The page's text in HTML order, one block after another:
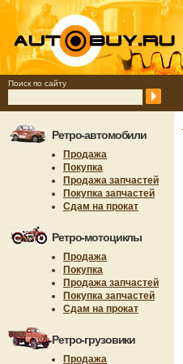
Поиск по сайту
Ретро-автомобили
Продажа
Покупка
Продажа запчастей
Покупка запчастей
Сдам на прокат
Ретро-мотоциклы
Продажа
Покупка
Продажа запчастей
Покупка запчастей
Сдам на прокат
Ретро-грузовики
Продажа